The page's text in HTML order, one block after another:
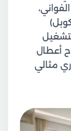
أعطال
مثالي